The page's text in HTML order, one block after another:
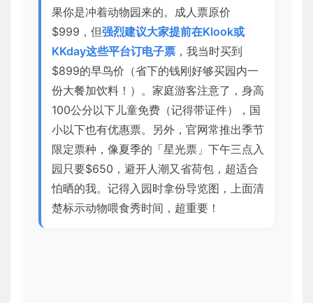
果你是冲着动物园来的。成人票原价
$999，但强烈建议大家提前在Klook或
KKday这些平台订电子票 ，我当时买到
$899的早鸟价（省下的钱刚好够买园内一
份大餐加饮料！）。家庭游客注意了，身高
100公分以下儿童免费（记得带证件），国
小以下也有优惠票。另外，官网常推出季节
限定票种，像夏季的「星光票」下午三点入
园只要$650，避开人潮又省荷包，超适合
怕晒的我。记得入园时拿份导览图，上面清
楚标示动物喂食秀时间，超重要！